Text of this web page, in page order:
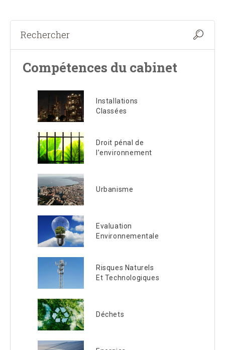
Compétences du cabinet
Installations
Classées
Droit pénal de
l’environnement
Urbanisme
Evaluation
Environnementale
Risques Naturels
Et Technologiques
Déchets